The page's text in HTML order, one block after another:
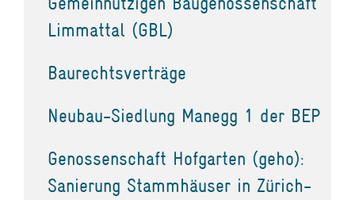
Limmattal (GBL)
Baurechtsverträge
Neubau-Siedlung Manegg 1 der BEP
Genossenschaft Hofgarten (geho):
Sanierung Stammhäuser in Zürich-